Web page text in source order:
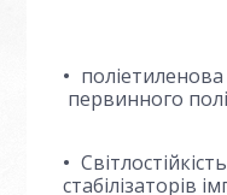
первинного
стабілізаторів